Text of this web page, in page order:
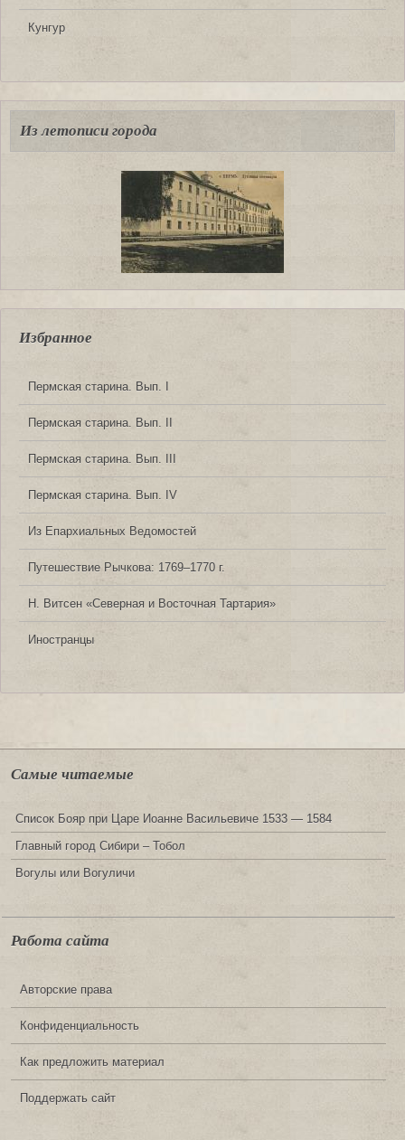
Кунгур
Из летописи города
Избранное
Пермская старина. Вып. I
Пермская старина. Вып. II
Пермская старина. Вып. III
Пермская старина. Вып. IV
Из Епархиальных Ведомостей
Путешествие Рычкова: 1769‒1770 г.
Н. Витсен «Северная и Восточная Тартария»
Иностранцы
Самые читаемые
Список Бояр при Царе Иоанне Васильевиче 1533 — 1584
Главный город Сибири – Тобол
Вогулы или Вогуличи
Работа сайта
Авторские права
Конфиденциальность
Как предложить материал
Поддержать сайт